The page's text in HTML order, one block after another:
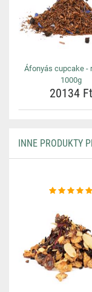
Áfonyás cupcake -
1000g
20134 Ft
INNE PRODUKTY